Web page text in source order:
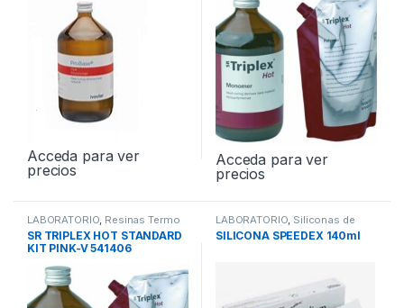
Acceda para ver
precios
Acceda para ver
precios
LABORATORIO Resinas Termo
SR TRIPLEX HOT STANDARD
KIT PINK-V 541406
LABORATORIO Siliconas de
Condensación de Laboratorio
SILICONA SPEEDEX 140ml